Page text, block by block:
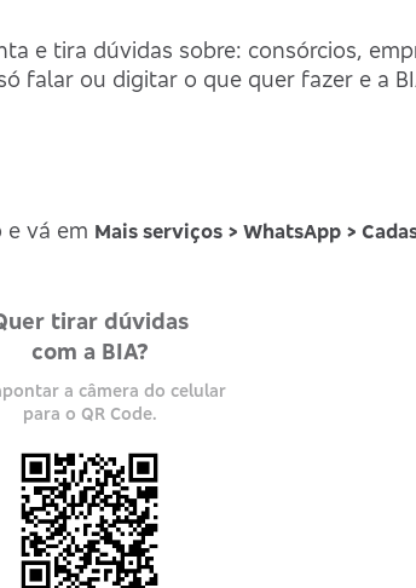
Renegociação de
Dívidas
e tira dúvidas sobre: consórcios,
falar ou digitar o que quer fazer e a
e vá em Mais serviços > WhatsApp >
tirar dúvidas
com a BIA?
a câmera do celular
para o QR Code.